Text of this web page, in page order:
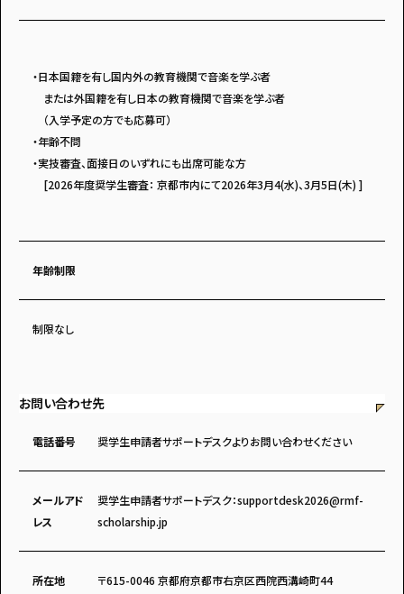
・日本国籍を有し国内外の教育機関で音楽を学ぶ者
または外国籍を有し日本の教育機関で音楽を学ぶ者
（入学予定の方でも応募可）
・年齢不問
・実技審査、面接日のいずれにも出席可能な方
[2026年度奨学生審査： 京都市内にて2026年3月4(水)、3月5日(木) ]
年齢制限
制限なし
お問い合わせ先
電話番号 奨学生申請者サポートデスクよりお問い合わせください
メールアド
レス
奨学生申請者サポートデスク：supportdesk2026@rmf-
scholarship.jp
所在地 〒615-0046 京都府京都市右京区西院西溝崎町44